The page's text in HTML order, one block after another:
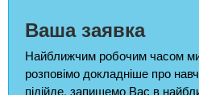
Ваша заявка
Найближчим робочим часом
розповімо докладніше про
підійде, запишемо Вас в